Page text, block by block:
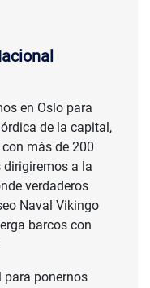
en Oslo para
de la capital,
más de 200
a la
verdaderos
Naval Vikingo
barcos con
para ponernos